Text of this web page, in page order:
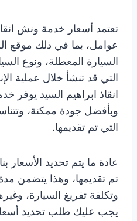
تعتمد أسعار خدمة ونش
عوامل، بما في ذلك موقع
السيارة المعطلة، ونوع
التي قد تنشأ خلال عملية
انقاذ ابراهيم السيد يوفر
وبأفضل جودة ممكنة،
التي تم تقديمها.
عادة ما يتم تحديد الأسعار
تم تقديمها، وهذا يتضمن
وتكلفة تفريغ السيارة،
يجب عليك طلب تحديد